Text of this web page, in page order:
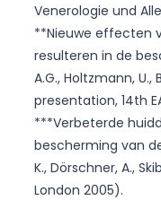
Venerologie und
**Nieuwe effecten
resulteren in de
A.G., Holtzmann, U.,
presentation, 14th
***Verbeterde
bescherming van
K., Dörschner, A.,
London 2005).